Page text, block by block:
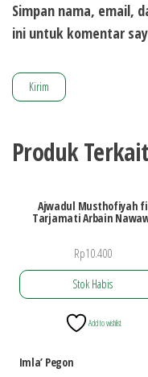
Simpan nama, email,
ini untuk komentar
Produk Terkait
Ajwadul Musthofiyah fi
Tarjamati Arbain
Rp10.400
Stok Habis
Add to wishlist
Imla’ Pegon